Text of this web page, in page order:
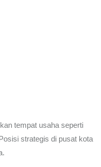
tempat usaha seperti
strategis di pusat kota